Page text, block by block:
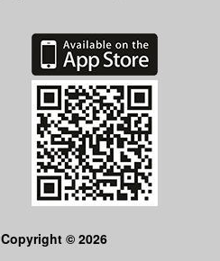
Copyright © 2026